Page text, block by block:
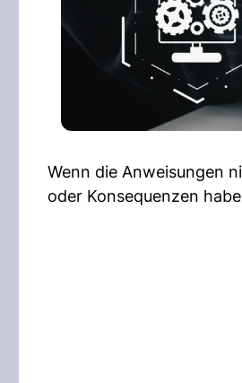
Wenn die Anweisungen
oder Konsequenzen